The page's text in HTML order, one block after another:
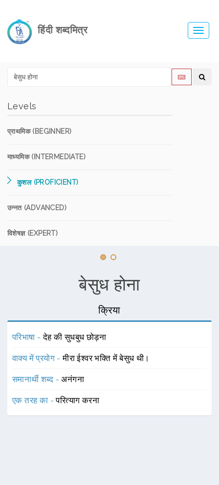
हिंदी शब्दमित्र
Levels
प्राथमिक (BEGINNER)
माध्यमिक (INTERMEDIATE)
कुशल (PROFICIENT)
उन्नत (ADVANCED)
विशेषज्ञ (EXPERT)
बेसुध होना
क्रिया
परिभाषा -देह की सुधबुध छोड़ना
वाक्य में प्रयोग -मीरा ईश्वर भक्ति में बेसुध थी।
समानार्थी शब्द -अनंगना
एक तरह का -परित्याग करना